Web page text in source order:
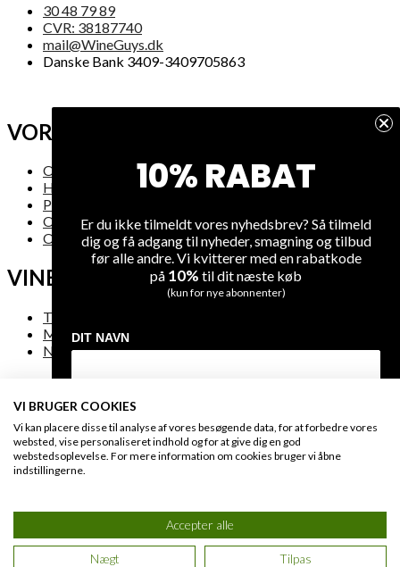
30 48 79 89
CVR: 38187740
mail@WineGuys.dk
Danske Bank 3409-3409705863
VORES FIRMA
Om os
Handelsbetingelser
Privatlivsregler
Om levering
Oversigt over hjemmesiden
VINE
Tilbud
Mest solgte vine
Nye vine
FAQ
Kontakt os
Sikker betaling
Fortrudt køb
VI BRUGER COOKIES
Vi kan placere disse til analyse af vores besøgende data, for at forbedre vores
websted, vise personaliseret indhold og for at give dig en god
webstedsoplevelse. For mere information om cookies bruger vi åbne
indstillingerne.
Accepter alle
Nægt Tilpas
10% RABAT
Er du ikke tilmeldt vores nyhedsbrev? Så tilmeld
dig og få adgang til nyheder, smagning og tilbud
før alle andre. Vi kvitterer med en rabatkode
på 10% til dit næste køb
(kun for nye abonnenter)
DIT NAVN
DIN EMAIL
Du giver os lov at kontakte dig på e-mail og kan til enhver tid afmelde dig
igen på linket i bunden af vores e-mails. Læs også voresprivatlivs politik.